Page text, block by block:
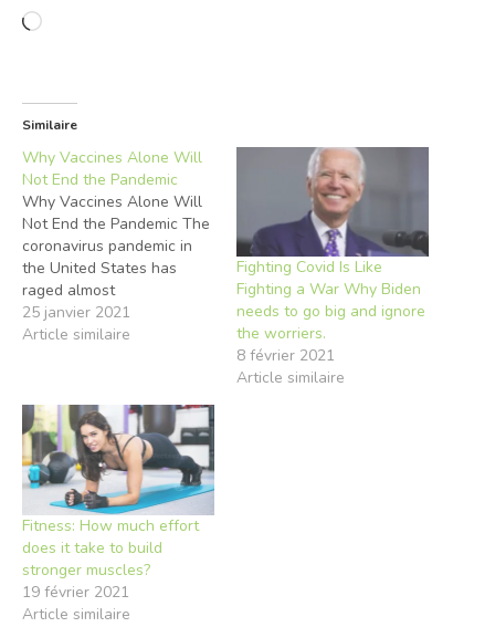
Chargement…
Similaire
Why Vaccines Alone Will
Not End the Pandemic
Why Vaccines Alone Will
Not End the Pandemic The
coronavirus pandemic in
the United States has
raged almost
uncontrollably for so long
that even if millions of
infected and become ill
unless people continue to
wear masks and maintain
social distancing
measures…
25 janvier 2021
Article similaire
Fighting Covid Is Like
Fighting a War Why Biden
needs to go big and ignore
the worriers.
8 février 2021
Article similaire
Fitness: How much effort
does it take to build
stronger muscles?
19 février 2021
Article similaire